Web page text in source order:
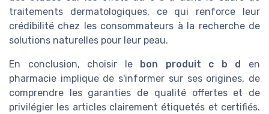
traitements dermatologiques, ce qui renforce leur
crédibilité chez les consommateurs à la recherche de
solutions naturelles pour leur peau.
En conclusion, choisir le bon produit c b d
en
pharmacie implique de s'informer sur ses origines, de
comprendre les garanties de qualité offertes et de
privilégier les articles clairement étiquetés et certifiés.